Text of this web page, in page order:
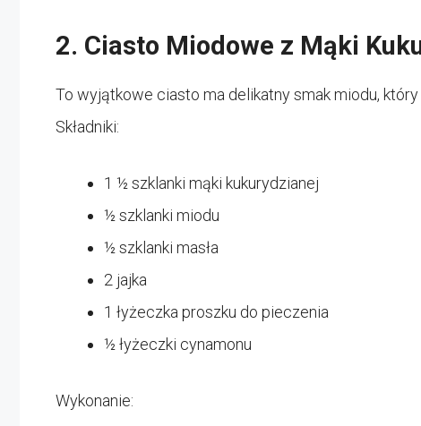
2. Ciasto Miodowe z Mąki
To wyjątkowe ciasto ma delikatny smak miodu,
Składniki:
1 ½ szklanki mąki kukurydzianej
½ szklanki miodu
½ szklanki masła
2 jajka
1 łyżeczka proszku do pieczenia
½ łyżeczki cynamonu
Wykonanie: